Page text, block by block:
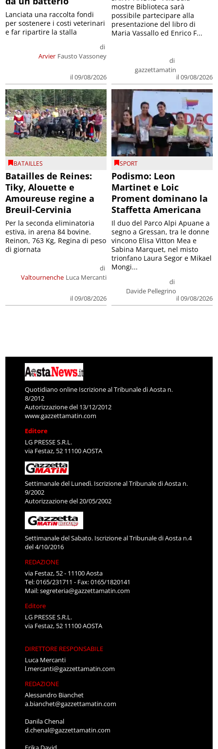
Arvier
di
Fausto Vassoney
il 09/08/2026
Lanciata una raccolta fondi
per sostenere i costi veterinari
e far ripartire la stalla
di
gazzettamatin
il 09/08/2026
mostre Biblioteca sarà
possibile partecipare alla
presentazione del libro di
Maria Vassallo ed Enrico F...
BATAILLES
Batailles de Reines:
Tiky, Alouette e
Amoureuse regine a
Breuil-Cervinia
Valtournenche
di
Luca Mercanti
il 09/08/2026
Per la seconda eliminatoria
estiva, in arena 84 bovine.
Reinon, 763 Kg, Regina di peso
di giornata
SPORT
Podismo: Leon
Martinet e Loic
Proment dominano la
Staffetta Americana
di
Davide Pellegrino
il 09/08/2026
Il duo del Parco Alpi Apuane a
segno a Gressan, tra le donne
vincono Elisa Vitton Mea e
Sabina Marquet, nel misto
trionfano Laura Segor e Mikael
Mongi...
Quotidiano online Iscrizione al Tribunale di Aosta n.
8/2012
Autorizzazione del 13/12/2012
www.gazzettamatin.com
Editore
LG PRESSE S.R.L.
via Festaz, 52 11100 AOSTA
Settimanale del Lunedì. Iscrizione al Tribunale di Aosta n.
9/2002
Autorizzazione del 20/05/2002
Settimanale del Sabato. Iscrizione al Tribunale di Aosta n.4
del 4/10/2016
REDAZIONE
via Festaz, 52 - 11100 Aosta
Tel: 0165/231711 - Fax: 0165/1820141
Mail:segreteria@gazzettamatin.com
Editore
LG PRESSE S.R.L.
via Festaz, 52 11100 AOSTA
DIRETTORE RESPONSABILE
Luca Mercanti
l.mercanti@gazzettamatin.com
REDAZIONE
Alessandro Bianchet
a.bianchet@gazzettamatin.com
Danila Chenal
d.chenal@gazzettamatin.com